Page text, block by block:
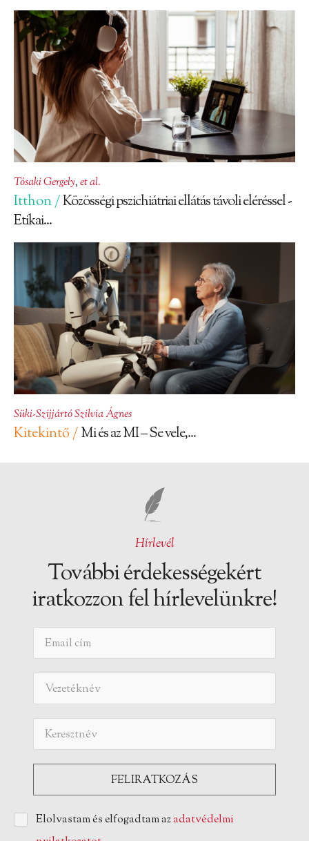
Tósaki Gergely,et al.
Itthon /Közösségi pszichiátriai ellátás távoli eléréssel -
Etikai...
Süki-Szijjártó Szilvia Ágnes
Kitekintő /Mi és az MI – Se vele,...
Hírlevél
További érdekességekért
iratkozzon fel hírlevelünkre!
Elolvastam és elfogadtam azadatvédelmi